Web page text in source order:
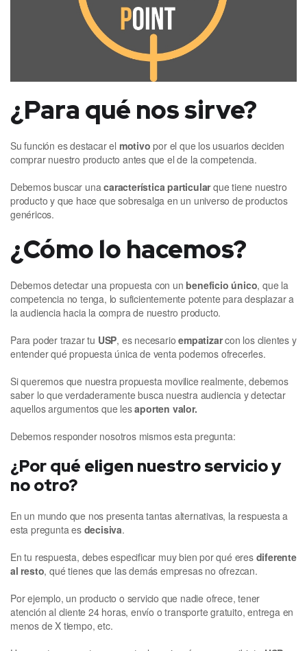
¿Para qué nos sirve?
Su función es destacar el motivo por el que los usuarios deciden
comprar nuestro producto antes que el de la competencia.
Debemos buscar unacaracterística particularque tiene nuestro
producto y que hace que sobresalga en un universo de productos
genéricos.
¿Cómo lo hacemos?
Debemos detectar una propuesta con unbeneficio único, que la
competencia no tenga, lo suficientemente potente para desplazar a
la audiencia hacia la compra de nuestro producto.
Para poder trazar tu USP, es necesarioempatizarcon los clientes y
entender qué propuesta única de venta podemos ofrecerles.
Si queremos que nuestra propuesta movilice realmente, debemos
saber lo que verdaderamente busca nuestra audiencia y detectar
aquellos argumentos que lesaporten valor.
Debemos responder nosotros mismos esta pregunta:
¿Por qué eligen nuestro servicio y
no otro?
En un mundo que nos presenta tantas alternativas, la respuesta a
esta pregunta es decisiva.
En tu respuesta, debes especificar muy bien por qué eres diferente
al resto, qué tienes que las demás empresas no ofrezcan.
Por ejemplo, un producto o servicio que nadie ofrece, tener
atención al cliente 24 horas, envío o transporte gratuito, entrega en
menos de X tiempo, etc.